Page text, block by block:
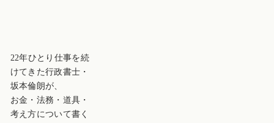
22年ひとり仕事を続
けてきた行政書士・
坂本倫朗が、
お金・法務・道具・
考え方について書く